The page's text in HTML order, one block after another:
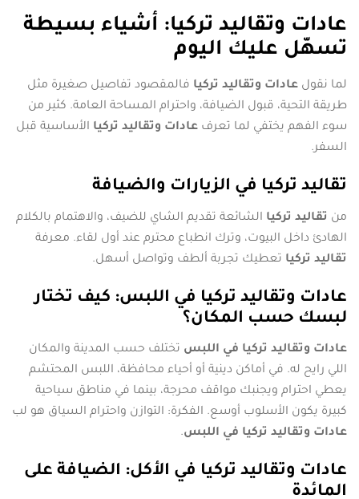
عادات وتقاليد تركيا: أشياء بسيطة
تسهّل عليك اليوم
لما نقول عادات وتقاليد تركيا فالمقصود تفاصيل صغيرة مثل
طريقة التحية، قبول الضيافة، واحترام المساحة العامة. كثير من
سوء الفهم يختفي لما تعرف عادات وتقاليد تركيا الأساسية قبل
السفر.
تقاليد تركيا في الزيارات والضيافة
من تقاليد تركيا الشائعة تقديم الشاي للضيف، والاهتمام بالكلام
الهادئ داخل البيوت، وترك انطباع محترم عند أول لقاء. معرفة
تقاليد تركيا تعطيك تجربة ألطف وتواصل أسهل.
عادات وتقاليد تركيا في اللبس: كيف تختار
لبسك حسب المكان؟
عادات وتقاليد تركيا في اللبس تختلف حسب المدينة والمكان
اللي رايح له. في أماكن دينية أو أحياء محافظة، اللبس المحتشم
يعطي احترام ويجنبك مواقف محرجة، بينما في مناطق سياحية
كبيرة يكون الأسلوب أوسع. الفكرة: التوازن واحترام السياق هو لب
عادات وتقاليد تركيا في اللبس.
عادات وتقاليد تركيا في الأكل: الضيافة على
المائدة